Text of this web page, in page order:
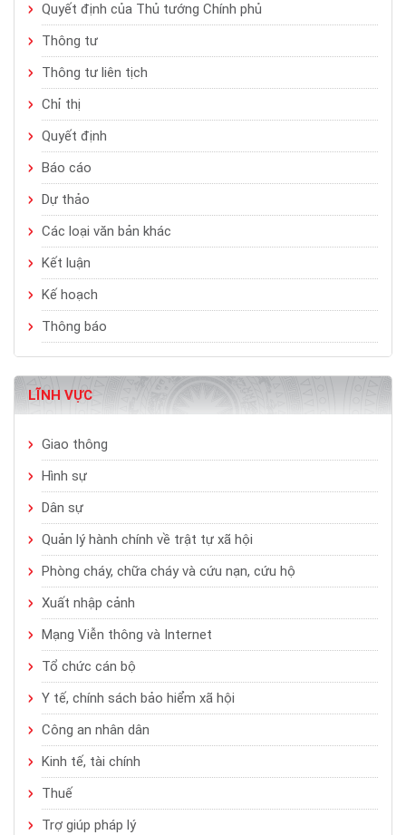
Quyết định của Thủ tướng Chính phủ
Thông tư
Thông tư liên tịch
Chỉ thị
Quyết định
Báo cáo
Dự thảo
Các loại văn bản khác
Kết luận
Kế hoạch
Thông báo
LĨNH VỰC
Giao thông
Hình sự
Dân sự
Quản lý hành chính về trật tự xã hội
Phòng cháy, chữa cháy và cứu nạn, cứu hộ
Xuất nhập cảnh
Mạng Viễn thông và Internet
Tổ chức cán bộ
Y tế, chính sách bảo hiểm xã hội
Công an nhân dân
Kinh tế, tài chính
Thuế
Trợ giúp pháp lý